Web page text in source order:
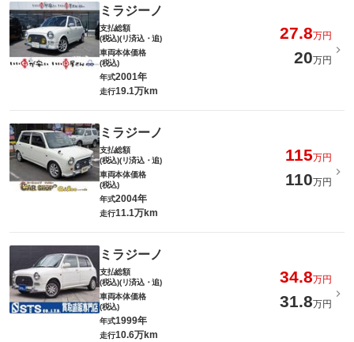
ミラジーノ
支払総額
(税込)(リ済込・追)
27.8万円
車両本体価格
(税込)
20万円
年式2001年
走行19.1万km
ミラジーノ
支払総額
(税込)(リ済込・追)
115万円
車両本体価格
(税込)
110万円
年式2004年
走行11.1万km
ミラジーノ
支払総額
(税込)(リ済込・追)
34.8万円
車両本体価格
(税込)
31.8万円
年式1999年
走行10.6万km